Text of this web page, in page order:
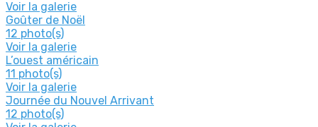
Voir la galerie
Goûter de Noël
12 photo(s)
Voir la galerie
L’ouest américain
11 photo(s)
Voir la galerie
Journée du Nouvel Arrivant
12 photo(s)